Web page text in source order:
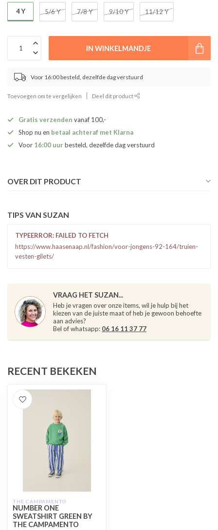
4 Y 5/6 Y 7/8 Y 9/10 Y 11/12 Y
IN WINKELMANDJE
Voor 16:00 besteld, dezelfde dag verstuurd
Toevoegen om te vergelijken Deel dit product
Gratis verzenden vanaf 100,-
Shop nu en betaal achteraf met Klarna
Voor 16:00 uurbesteld, dezelfde dag verstuurd
OVER DIT PRODUCT
TIPS VAN SUZAN
TYPEERROR: FAILED TO FETCH
https://www.haasenaap.nl/fashion/voor-jongens-92-164/truien-
vesten-gilets/
VRAAG HET SUZAN...
Heb je vragen over onze items, wil je hulp bij het
kiezen van de juiste maat of heb je gewoon behoefte
aan advies?
Bel of whatsapp: 06 16 11 37 77
RECENT BEKEKEN
THE CAMPAMENTO
NUMBER ONE
SWEATSHIRT GREEN BY
THE CAMPAMENTO